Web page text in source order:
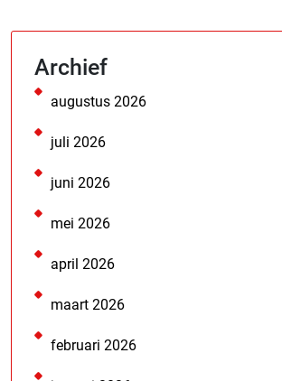
Archief
augustus 2026
juli 2026
juni 2026
mei 2026
april 2026
maart 2026
februari 2026